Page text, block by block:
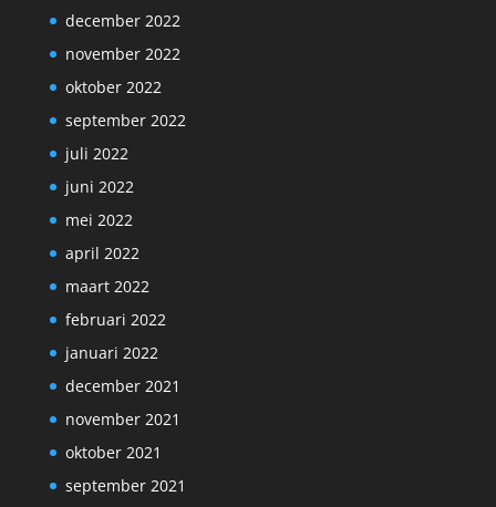
december 2022
november 2022
oktober 2022
september 2022
juli 2022
juni 2022
mei 2022
april 2022
maart 2022
februari 2022
januari 2022
december 2021
november 2021
oktober 2021
september 2021